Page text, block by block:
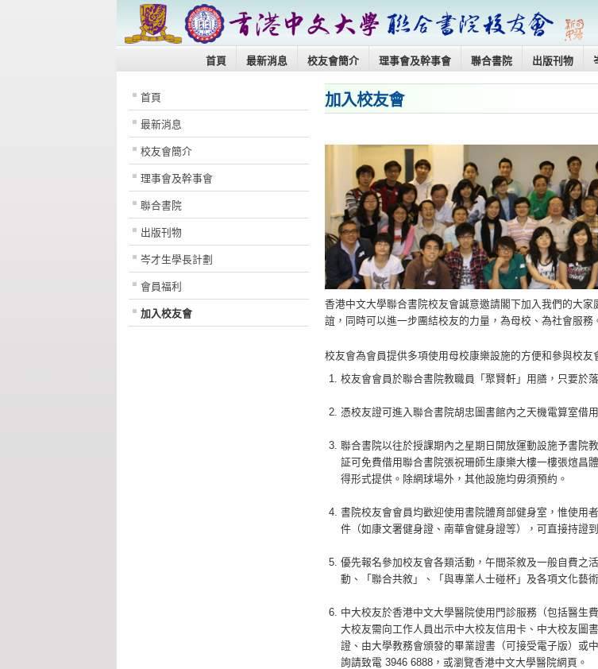
首頁 最新消息 校友會簡介 理事會及幹事會 聯合書院 出版刊物
首頁
最新消息
校友會簡介
理事會及幹事會
聯合書院
出版刊物
岑才生學長計劃
會員福利
加入校友會
加入校友會
香港中文大學聯合書院校友會誠意邀請閣下加入我們的大
誼，同時可以進一步團結校友的力量，為母校、為社會服務
校友會為會員提供多項使用母校康樂設施的方便和參與校
校友會會員於聯合書院教職員「聚賢軒」用膳，只要於
憑校友證可進入聯合書院胡忠圖書館內之天機電算室借
聯合書院以往於授課期內之星期日開放運動設施予書院
証可免費借用聯合書院張祝珊師生康樂大樓一樓張煊昌
得形式提供。除網球場外，其他設施均毋須預約。
書院校友會會員均歡迎使用書院體育部健身室，惟使用
件（如康文署健身證、南華會健身證等），可直接持證
優先報名參加校友會各類活動，午間茶敘及一般自費之
動、「聯合共敘」、「與專業人士碰杯」及各項文化藝
中大校友於香港中文大學醫院使用門診服務（包括醫生
大校友需向工作人員出示中大校友信用卡、中大校友圖書
證、由大學教務會頒發的畢業證書（可接受電子版）或
詢請致電 3946 6888，或瀏覽香港中文大學醫院網頁。